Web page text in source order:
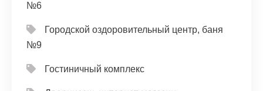
№6
Городской оздоровительный центр, баня
№9
Гостиничный комплекс